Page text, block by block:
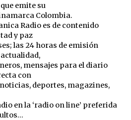
emite su
Colombia.
Radio es de contenido
y paz
las 24 horas de emisión
mensajes para el diario
con
deportes, magazines,
en la ‘radio on line’ preferida